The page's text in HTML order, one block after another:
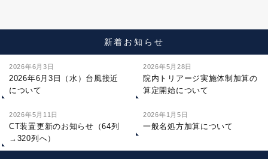
新着お知らせ
2026年6月3日
2026年6月3日（水）台風接近
について
2026年5月28日
院内トリアージ実施体制加算の
算定開始について
2026年5月11日
CT装置更新のお知らせ（64列
→320列へ）
2026年1月5日
一般名処方加算について